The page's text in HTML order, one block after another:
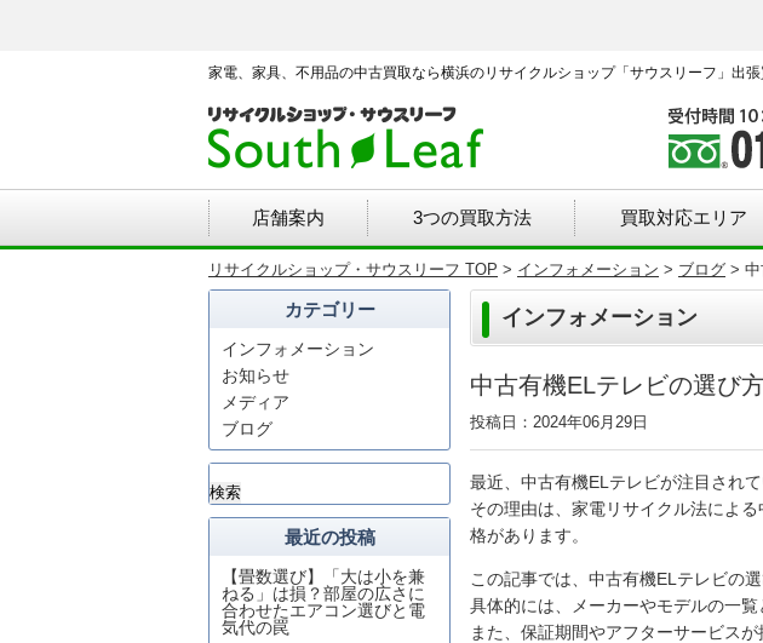
家電、家具、不用品の中古買取なら横浜のリサイクルショップ「サウスリーフ」出
店舗案内 3つの買取方法 買取対応エリア
リサイクルショップ・サウスリーフ TOP > インフォメーション > ブログ >
インフォメーション
中古有機ELテレビの選び
投稿日：2024年06月29日
最近、中古有機ELテレビが注目されて
その理由は、家電リサイクル法によ
格があります。
この記事では、中古有機ELテレビの
具体的には、メーカーやモデルの一
また、保証期間やアフターサービス
カテゴリー
インフォメーション
お知らせ
メディア
ブログ
検
索:
最近の投稿
【畳数選び】「大は小を兼
ねる」は損？部屋の広さに
合わせたエアコン選びと電
気代の罠